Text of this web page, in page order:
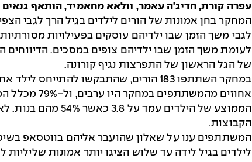
עפרה קורת, חדיג'ה עאמר, וולאא מחאמיד, הותאף גנאים
המחקר בחן אמונות של הורים לילדים בגיל הרך לגבי
לגבי משך הזמן שבו ילדיהם עוסקים בפעילויות
לעומת משך הזמן שבו ילדיהם צופים במסכים. הדיווחים
של הגל הראשון של התפרצות נגיף קורונה.
במחקר השתתפו 183 הורים, שהתבקשו
אחוזים
הממוצע של הילדים עמד
הקבוצות.
המשתתפים ענו על שאלון שהועבר אליהם בווטסאפ
לילדים בגיל לידה עד שלוש הציגו יותר אמונות שליליות